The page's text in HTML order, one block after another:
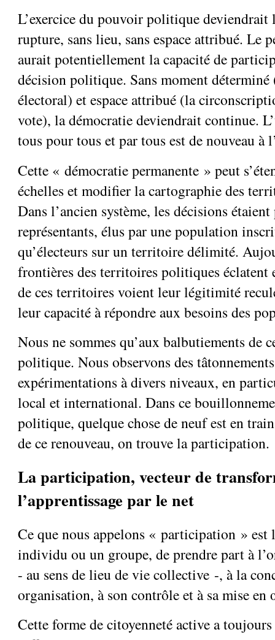
L’exercice du pouvoir politique deviendrait
rupture, sans lieu, sans espace attribué. Le
aurait potentiellement la capacité de
décision politique. Sans moment
électoral) et espace attribué (la
vote), la démocratie deviendrait continue.
tous pour tous et par tous est de nouveau à
Cette « démocratie permanente » peut
échelles et modifier la cartographie des
Dans l’ancien système, les décisions
représentants, élus par une population
qu’électeurs sur un territoire délimité.
frontières des territoires politiques éclatent
de ces territoires voient leur légitimité
leur capacité à répondre aux besoins des
Nous ne sommes qu’aux balbutiements de
politique. Nous observons des
expérimentations à divers niveaux, en
local et international. Dans ce
politique, quelque chose de neuf est en
de ce renouveau, on trouve la participation.
La participation, vecteur de
l’apprentissage par le net
Ce que nous appelons « participation »
individu ou un groupe, de prendre part à
- au sens de lieu de vie collective -, à la
organisation, à son contrôle et à sa mise en
Cette forme de citoyenneté active a